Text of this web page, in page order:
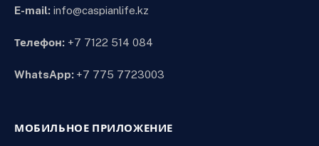
E-mail: info@caspianlife.kz
Телефон: +7 7122 514 084
WhatsApp: +7 775 7723003
МОБИЛЬНОЕ ПРИЛОЖЕНИЕ